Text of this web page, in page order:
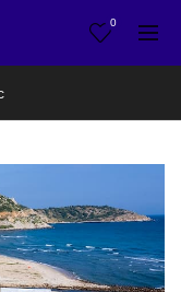
0